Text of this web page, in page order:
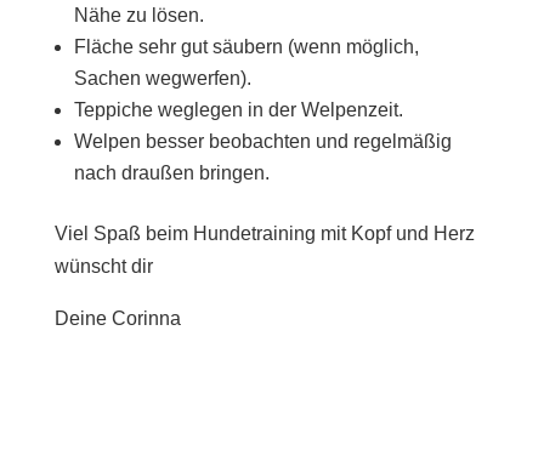
Nähe zu lösen.
Fläche sehr gut säubern (wenn möglich,
Sachen wegwerfen).
Teppiche weglegen in der Welpenzeit.
Welpen besser beobachten und regelmäßig
nach draußen bringen.
Viel Spaß beim Hundetraining mit Kopf und Herz
wünscht dir
Deine Corinna